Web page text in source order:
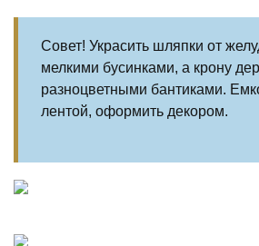
Совет! Украсить шляпки от
мелкими бусинками, а крону
разноцветными бантиками.
лентой, оформить декором.